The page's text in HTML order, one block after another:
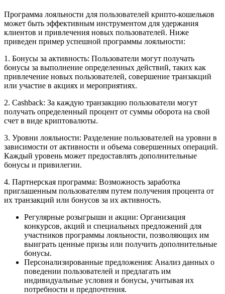
Программа лояльности для пользователей крипто-кошельков
может быть эффективным инструментом для удержания
клиентов и привлечения новых пользователей. Ниже
приведен пример успешной программы лояльности:
1. Бонусы за активность: Пользователи могут получать
бонусы за выполнение определенных действий, таких как
привлечение новых пользователей, совершение транзакций
или участие в акциях и мероприятиях.
2. Cashback: За каждую транзакцию пользователи могут
получать определенный процент от суммы оборота на свой
счет в виде криптовалюты.
3. Уровни лояльности: Разделение пользователей на уровни в
зависимости от активности и объема совершенных операций.
Каждый уровень может предоставлять дополнительные
бонусы и привилегии.
4. Партнерская программа: Возможность заработка
приглашенным пользователям путем получения процента от
их транзакций или бонусов за их активность.
Регулярные розыгрыши и акции: Организация
конкурсов, акций и специальных предложений для
участников программы лояльности, позволяющих им
выиграть ценные призы или получить дополнительные
бонусы.
Персонализированные предложения: Анализ данных о
поведении пользователей и предлагать им
индивидуальные условия и бонусы, учитывая их
потребности и предпочтения.